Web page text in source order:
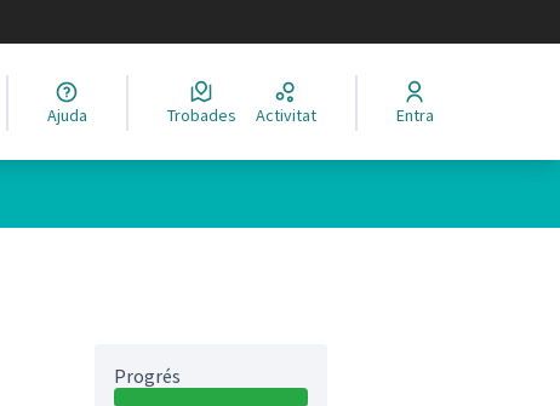
Elegir el idioma
Ajuda Trobades Activitat Entra
Progrés